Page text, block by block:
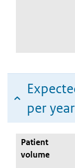
per year
Patient
volume